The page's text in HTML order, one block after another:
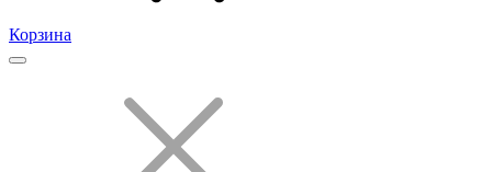
Корзина